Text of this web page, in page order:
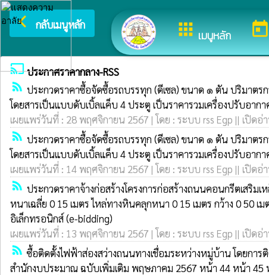
appsเมนูหลัก
arrow_back_ios กลับเมนูหลัก ยินดีต้อ
castประกาศราคากลาง-RSS
rss_feed ประกวดราคาซื้อจัดซื้อรถบรรทุก (ดีเซล) ขนาด ๑ ตัน ปริมาต
โดยสารเป็นแบบดับเบิ้ลแค็บ 4 ประตู เป็นราคารวมเครื่องปรับอา
เผยแพร่วันที่ : 28 พฤศจิกายน 2567 | โดย : ระบบ rss Egp || เปิดอ่
rss_feed ประกวดราคาซื้อจัดซื้อรถบรรทุก (ดีเซล) ขนาด ๑ ตัน ปริมาต
โดยสารเป็นแบบดับเบิ้ลแค็บ 4 ประตู เป็นราคารวมเครื่องปรับอา
เผยแพร่วันที่ : 14 พฤศจิกายน 2567 | โดย : ระบบ rss Egp || เปิดอ่
rss_feed ประกวดราคาจ้างก่อสร้างโครงการก่อสร้างถนนคอนกรีตเสริ
หนาเฉลี่ย 0 15 เมตร ไหล่ทางหินคลุกหนา 0 15 เมตร กว้าง 0 50
อิเล็กทรอนิกส์ (e-bidding)
เผยแพร่วันที่ : 13 พฤศจิกายน 2567 | โดย : ระบบ rss Egp || เปิดอ่
rss_feed ซื้อติดตั้งไฟฟ้าส่องสว่างถนนทางเชื่อมระหว่างหมู่บ้าน โดยกา
สำนักงบประมาณ ฉบับเพิ่มเติม พฤษภาคม 2567 หน้า 44 หน้า 45